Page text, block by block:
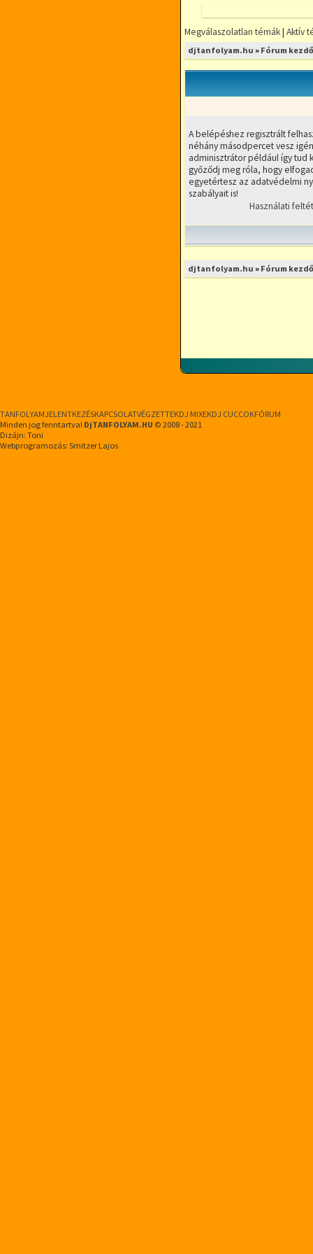
FÓRUMOZZ
MINDENFÉLE
KIS LÉTSZÁMÚ
Megválaszolatlan témák| Aktív
djtanfolyam.hu » Fórum
A belépéshez regisztrált
néhány másodpercet vesz
adminisztrátor például így tud
győződj meg róla, hogy
egyetértesz az adatvédelmi
szabályait is!
Használati
djtanfolyam.hu » Fórum
TANFOLYAMJELENTKEZÉSKAPCSOLATVÉGZETTEKDJ MIXEKDJ CUCCOKFÓRUM
Minden jog fenntartva! DjTANFOLYAM.HU © 2008 - 2021
Dizájn: Toni
Webprogramozás: Smitzer Lajos